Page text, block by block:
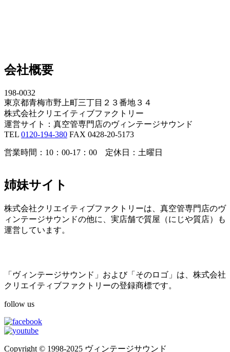
会社概要
198-0032
東京都青梅市野上町三丁目２３番地３４
株式会社クリエイティブファクトリー
運営サイト：真空管専門店のヴィンテージサウンド
TEL 0120-194-380 FAX 0428-20-5173
営業時間：10：00-17：00 定休日：土曜日
姉妹サイト
株式会社クリエイティブファクトリーは、真空管専門店のヴ
ィンテージサウンドの他に、実店舗で質屋（にじや質店）も
運営しています。
「ヴィンテージサウンド」および「そのロゴ」は、株式会社
クリエイティブファクトリーの登録商標です。
follow us
Copyright © 1998-2025 ヴィンテージサウンド